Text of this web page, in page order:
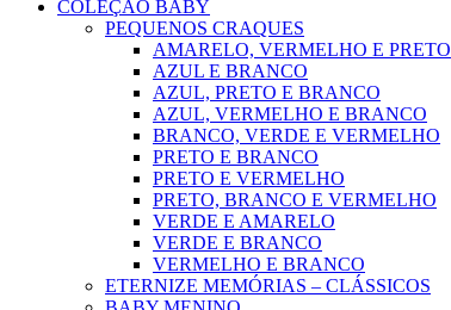
COLEÇÃO BABY
PEQUENOS CRAQUES
AMARELO, VERMELHO E PRETO
AZUL E BRANCO
AZUL, PRETO E BRANCO
AZUL, VERMELHO E BRANCO
BRANCO, VERDE E VERMELHO
PRETO E BRANCO
PRETO E VERMELHO
PRETO, BRANCO E VERMELHO
VERDE E AMARELO
VERDE E BRANCO
VERMELHO E BRANCO
ETERNIZE MEMÓRIAS – CLÁSSICOS